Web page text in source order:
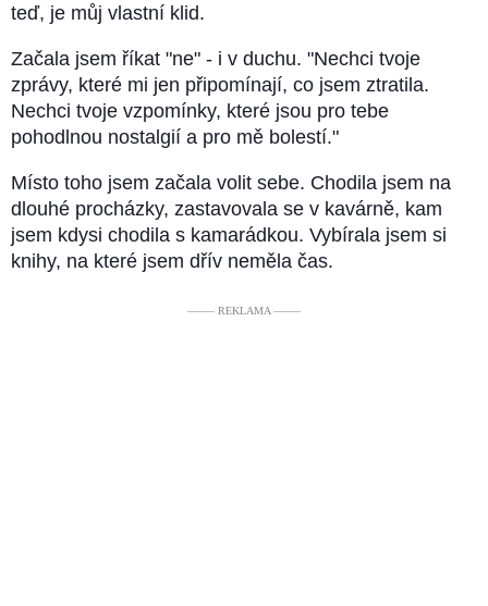
teď, je můj vlastní klid.
Začala jsem říkat "ne" - i v duchu. "Nechci tvoje
zprávy, které mi jen připomínají, co jsem ztratila.
Nechci tvoje vzpomínky, které jsou pro tebe
pohodlnou nostalgií a pro mě bolestí."
Místo toho jsem začala volit sebe. Chodila jsem na
dlouhé procházky, zastavovala se v kavárně, kam
jsem kdysi chodila s kamarádkou. Vybírala jsem si
knihy, na které jsem dřív neměla čas.
––––– REKLAMA –––––